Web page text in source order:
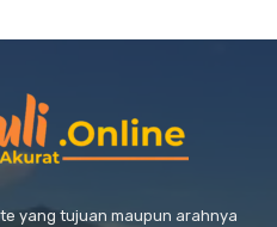
yang tujuan maupun arahnya